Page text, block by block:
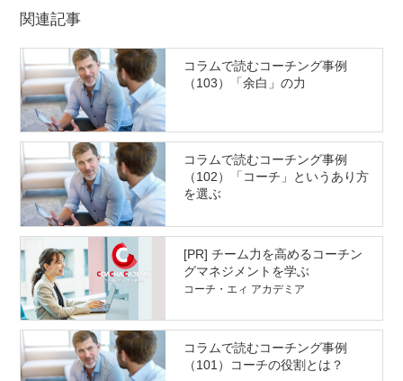
関連記事
コラムで読むコーチング事例
（103）「余白」の力
コラムで読むコーチング事例
（102）「コーチ」というあり方
を選ぶ
[PR] チーム力を高めるコーチン
グマネジメントを学ぶ
コーチ・エィ アカデミア
コラムで読むコーチング事例
（101）コーチの役割とは？